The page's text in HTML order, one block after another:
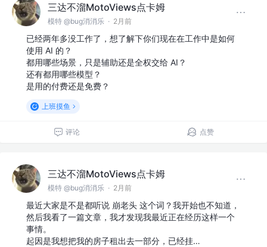
三达不溜MotoViews点卡姆
模特 @bug消消乐 · 2月前
已经两年多没工作了，想了解下你们现在在工作中是如何
使用 AI 的？
都用哪些场景，只是辅助还是全权交给 AI？
还有都用哪些模型？
是用的付费还是免费？
上班摸鱼
评论 点赞
三达不溜MotoViews点卡姆
模特 @bug消消乐 · 2月前
最近大家是不是都听说 崩老头 这个词？我开始也不知道，
然后我看了一篇文章，我才发现我最近正在经历这样一个
事情。
起因是我想把我的房子租出去一部分，已经挂…